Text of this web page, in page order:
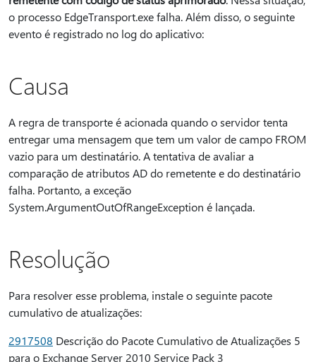
o processo EdgeTransport.exe falha. Além disso, o seguinte
evento é registrado no log do aplicativo:
Causa
A regra de transporte é acionada quando o servidor tenta
entregar uma mensagem que tem um valor de campo FROM
vazio para um destinatário. A tentativa de avaliar a
comparação de atributos AD do remetente e do destinatário
falha. Portanto, a exceção
System.ArgumentOutOfRangeException é lançada.
Resolução
Para resolver esse problema, instale o seguinte pacote
cumulativo de atualizações:
2917508 Descrição do Pacote Cumulativo de Atualizações 5
para o Exchange Server 2010 Service Pack 3